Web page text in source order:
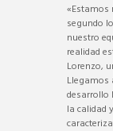
«Estamos
segundo
nuestro
realidad
Lorenzo,
Llegamos
desarrollo
la calidad